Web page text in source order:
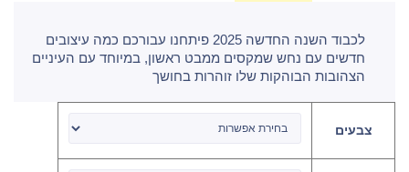
לכבוד השנה החדשה 2025 פיתחנו עבורכם כמה עיצובים
חדשים עם נחש שמקסים ממבט ראשון, במיוחד עם העיניים
הצהובות הבוהקות שלו זוהרות בחושך
צבעים